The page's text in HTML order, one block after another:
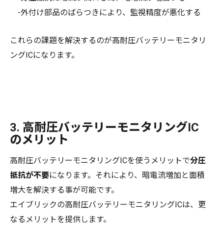
-外付け部品のばらつきにより、監視精度が悪化する
これらの課題を解決するのが高耐圧バッテリーモニタリ
ングICになります。
3. 高耐圧バッテリーモニタリングIC
のメリット
高耐圧バッテリーモニタリングICを使うメリットで分圧
抵抗が不要になります。それにより、暗電流増加と面積
増大を解決する事が可能です。
エイブリックの高耐圧バッテリーモニタリングICは、更
なるメリットを提供します。